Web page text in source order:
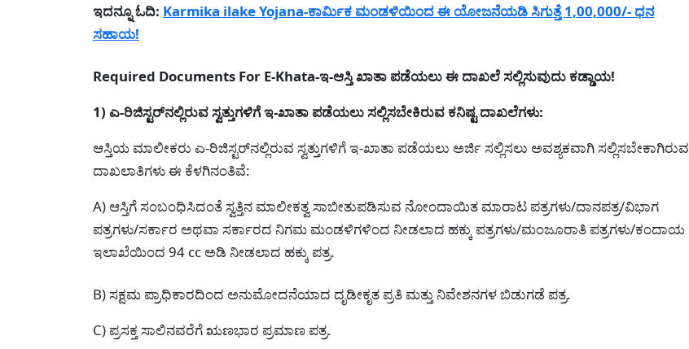
ಇದನ್ನೂ ಓದಿ: Karmika ilake Yojana-ಕಾರ್ಮಿಕ ಮಂಡಳಿಯಿಂದ ಈ ಯೋಜನೆಯಡಿ ಸಿಗುತ್ತೆ 1,00,000/- ಧನ
ಸಹಾಯ!
Required Documents For E-Khata-ಇ-ಆಸ್ತಿ ಖಾತಾ ಪಡೆಯಲು ಈ ದಾಖಲೆ ಸಲ್ಲಿಸುವುದು ಕಡ್ಡಾಯ!
1) ಎ-ರಿಜಿಸ್ಟರ್‌ನಲ್ಲಿರುವ ಸ್ವತ್ತುಗಳಿಗೆ ಇ-ಖಾತಾ ಪಡೆಯಲು ಸಲ್ಲಿಸಬೇಕಿರುವ ಕನಿಷ್ಟ ದಾಖಲೆಗಳು:
ಆಸ್ತಿಯ ಮಾಲೀಕರು ಎ-ರಿಜಿಸ್ಟರ್‌ನಲ್ಲಿರುವ ಸ್ವತ್ತುಗಳಿಗೆ ಇ-ಖಾತಾ ಪಡೆಯಲು ಅರ್ಜಿ ಸಲ್ಲಿಸಲು ಅವಶ್ಯಕವಾಗಿ ಸಲ್ಲಿಸಬೇಕಾಗಿರುವ
ದಾಖಲಾತಿಗಳು ಈ ಕೆಳಗಿನಂತಿವೆ:
A) ಆಸ್ತಿಗೆ ಸಂಬಂಧಿಸಿದಂತೆ ಸ್ವತ್ತಿನ ಮಾಲೀಕತ್ವ ಸಾಬೀತುಪಡಿಸುವ ನೋಂದಾಯಿತ ಮಾರಾಟ ಪತ್ರಗಳು/ದಾನಪತ್ರ/ವಿಭಾಗ
ಪತ್ರಗಳು/ಸರ್ಕಾರ ಅಥವಾ ಸರ್ಕಾರದ ನಿಗಮ ಮಂಡಳಿಗಳಿಂದ ನೀಡಲಾದ ಹಕ್ಕು ಪತ್ರಗಳು/ಮಂಜೂರಾತಿ ಪತ್ರಗಳು/ಕಂದಾಯ
ಇಲಾಖೆಯಿಂದ 94 cc ಅಡಿ ನೀಡಲಾದ ಹಕ್ಕು ಪತ್ರ.
B) ಸಕ್ಷಮ ಪ್ರಾಧಿಕಾರದಿಂದ ಅನುಮೋದನೆಯಾದ ದೃಡೀಕೃತ ಪ್ರತಿ ಮತ್ತು ನಿವೇಶನಗಳ ಬಿಡುಗಡೆ ಪತ್ರ.
C) ಪ್ರಸಕ್ತ ಸಾಲಿನವರೆಗೆ ಋಣಭಾರ ಪ್ರಮಾಣ ಪತ್ರ.